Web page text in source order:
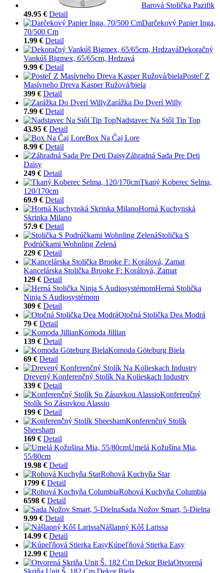
Barová Stolička Pazifik
49.95 € Detail
Darčekový Papier Inga,
70/500 Cm
1.99 € Detail
Dekoračný
Vankúš Bigmex, 65/65cm, Hrdzavá
9.99 € Detail
Posteľ Z
Masívneho Dreva Kasper Ružová/biela
399 € Detail
Zarážka Do Dverí Willy
7.99 € Detail
Nadstavec Na Stôl Tip Top
43.95 € Detail
Box Na Čaj Lore
8.99 € Detail
Záhradná Sada Pre Deti
Daisy
249 € Detail
Tkaný Koberec Selma,
120/170cm
69.9 € Detail
Horná Kuchynská
Skrinka Milano
57.9 € Detail
Stolička S
Podrúčkami Wohnling Zelená
229 € Detail
Kancelárska Stolička Brooke F: Korálová, Zamat
129 € Detail
Herná Stolička
Ninja S Audiosystémom
309 € Detail
Otočná Stolička Dea Modrá
79 € Detail
Komoda Jillian
139 € Detail
Komoda Göteburg Biela
69 € Detail
Drevený Konferenčný Stolík Na Kolieskach Industry
339 € Detail
Konferenčný
Stolík So Zásuvkou Alassio
199 € Detail
Konferenčný Stolík
Sheesham
169 € Detail
Umelá Kožušina Mia,
55/80cm
19.98 € Detail
Rohová Kuchyňa Star
1799 € Detail
Rohová Kuchyňa Columbia
6598 € Detail
Sada Nožov Smart, 5-Dielna
9.99 € Detail
Nášlapný Kôš Larissa
14.99 € Detail
Kúpeľňová Stierka Easy
12.99 € Detail
Otvorená
Skriňa Unit Š. 182 Cm Dekor Biela